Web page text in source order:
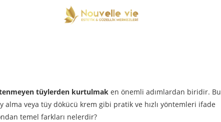
tüylerden kurtulmak en önemli adımlardan biridir. Bu
alma veya tüy dökücü krem gibi pratik ve hızlı yöntemleri ifade
temel farkları nelerdir?